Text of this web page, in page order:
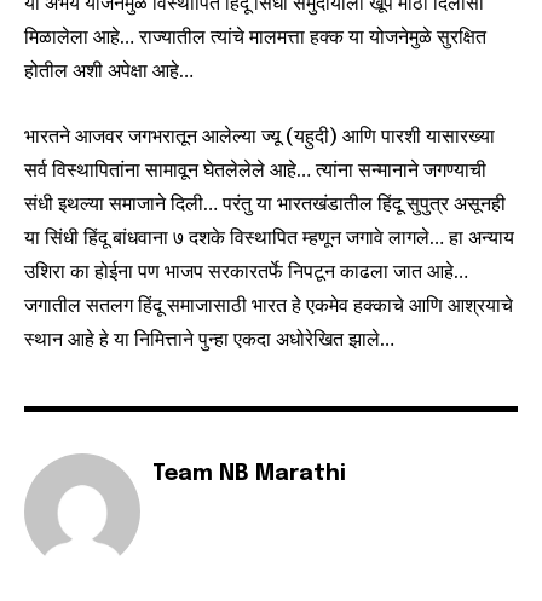
मिळालेला आहे… राज्यातील त्यांचे मालमत्ता हक्क या योजनेमुळे सुरक्षित
होतील अशी अपेक्षा आहे…
भारतने आजवर जगभरातून आलेल्या ज्यू (यहुदी) आणि पारशी यासारख्या
सर्व विस्थापितांना सामावून घेतलेलेले आहे… त्यांना सन्मानाने जगण्याची
संधी इथल्या समाजाने दिली… परंतु या भारतखंडातील हिंदू सुपुत्र असूनही
या सिंधी हिंदू बांधवाना ७ दशके विस्थापित म्हणून जगावे लागले… हा अन्याय
उशिरा का होईना पण भाजप सरकारतर्फे निपटून काढला जात आहे…
जगातील सतलग हिंदू समाजासाठी भारत हे एकमेव हक्काचे आणि आश्रयाचे
स्थान आहे हे या निमित्ताने पुन्हा एकदा अधोरेखित झाले…
Team NB Marathi